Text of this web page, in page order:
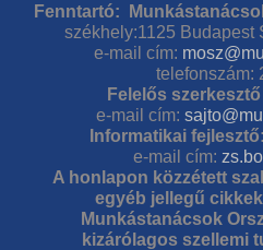
Fenntartó:
székhely:1125 Budapest
e-mail cím:
telefonszám:
Felelős
e-mail cím:
Informatikai
e-mail cím:
A honlapon közzétett
egyéb jellegű
Munkástanácsok
kizárólagos szellemi